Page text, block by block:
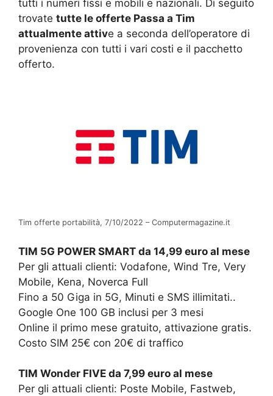
tutti i numeri fissi e mobili e nazionali. Di seguito
trovate tutte le offerte Passa a Tim
attualmente attive a seconda dell’operatore di
provenienza con tutti i vari costi e il pacchetto
offerto.
Tim offerte portabilità, 7/10/2022 – Computermagazine.it
TIM 5G POWER SMART da 14,99 euro al mese
Per gli attuali clienti: Vodafone, Wind Tre, Very
Mobile, Kena, Noverca Full
Fino a 50 Giga in 5G, Minuti e SMS illimitati..
Google One 100 GB inclusi per 3 mesi
Online il primo mese gratuito, attivazione gratis.
Costo SIM 25€ con 20€ di traffico
TIM Wonder FIVE da 7,99 euro al mese
Per gli attuali clienti: Poste Mobile, Fastweb,